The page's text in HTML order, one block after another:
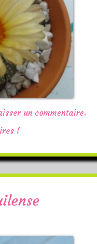
un commentaire.
!